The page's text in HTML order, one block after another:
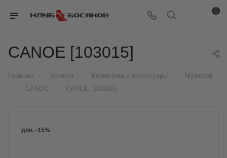
0
CANOE [103015]
Главная Каталог Косметика и аксессуары Мужской
CANOE CANOE [103015]
доп. -15%